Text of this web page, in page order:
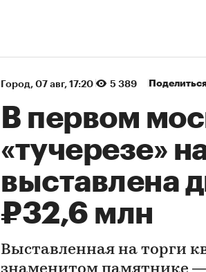
Город⁠, 07 авг, 17:20 5 389
В первом
«тучерезе»
выставлена
₽32,6 млн
Выставленная на торги